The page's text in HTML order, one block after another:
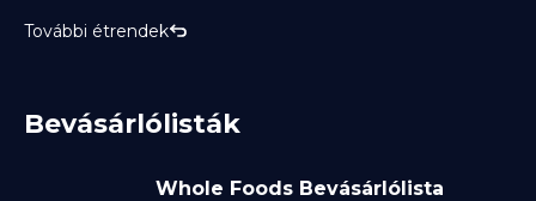
További étrendek
Bevásárlólisták
Whole Foods Bevásárlólista